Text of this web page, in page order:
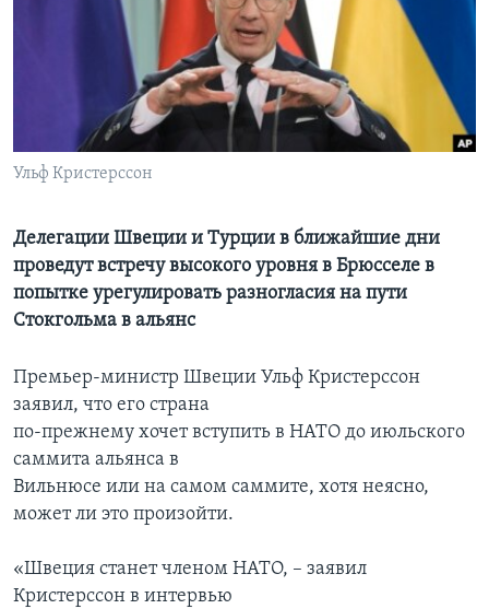
Learning English
СОЦИАЛЬНЫЕ СЕТИ
Ульф Кристерссон
Делегации Швеции и Турции в ближайшие дни
проведут встречу высокого уровня в Брюсселе в
попытке урегулировать разногласия на пути
Стокгольма в альянс
Премьер-министр Швеции Ульф Кристерссон
заявил, что его страна
по-прежнему хочет вступить в НАТО до июльского
саммита альянса в
Вильнюсе или на самом саммите, хотя неясно,
может ли это произойти.
«Швеция станет членом НАТО, – заявил
Кристерссон в интервью